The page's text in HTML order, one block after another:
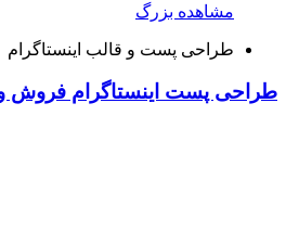
مشاهده بزرگ
طراحی پست و قالب اینستاگرام
طراحی پست اینستاگرام فروش